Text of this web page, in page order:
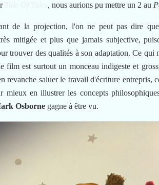
nous aurions pu mettre un 2 au
de la projection, l'on ne peut pas dire
mitigée et plus que jamais subjective,
trouver des qualités à son adaptation. Ce qui
film est surtout un monceau indigeste et
revanche saluer le travail d'écriture entrepris,
mieux en illustrer les concepts
Osborne gagne à être vu.